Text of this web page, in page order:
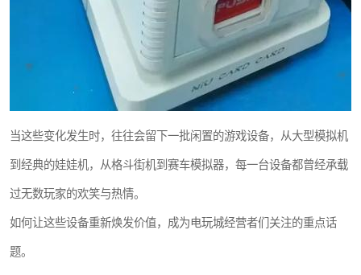
当这些变化发生时，往往会留下一批闲置的游戏设备，从大型模拟机
到经典的娃娃机，从格斗街机到赛车模拟器，每一台设备都曾经承载
过无数玩家的欢笑与热情。
如何让这些设备重新焕发价值，成为电玩城经营者们关注的重点话
题。